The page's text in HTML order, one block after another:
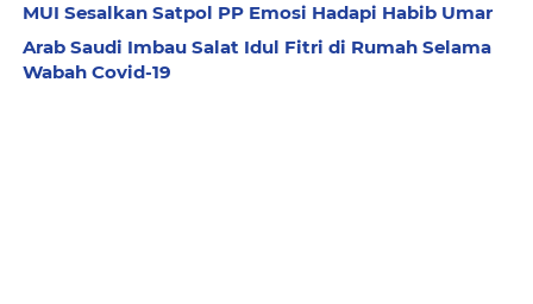
MUI Sesalkan Satpol PP Emosi Hadapi Habib Umar
Arab Saudi Imbau Salat Idul Fitri di Rumah Selama
Wabah Covid-19